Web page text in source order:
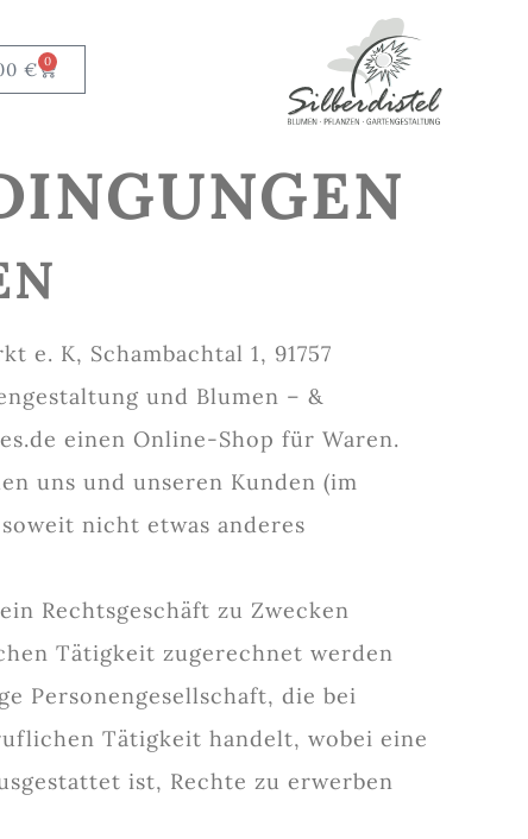
€ 0
e. K, Schambachtal 1, 91757
und Blumen – &
einen Online-Shop für Waren.
uns und unseren Kunden (im
nicht etwas anderes
Rechtsgeschäft zu Zwecken
Tätigkeit zugerechnet werden
Personengesellschaft, die bei
Tätigkeit handelt, wobei eine
ist, Rechte zu erwerben